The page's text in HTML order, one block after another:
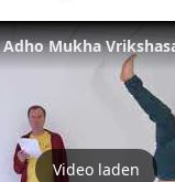
Video laden